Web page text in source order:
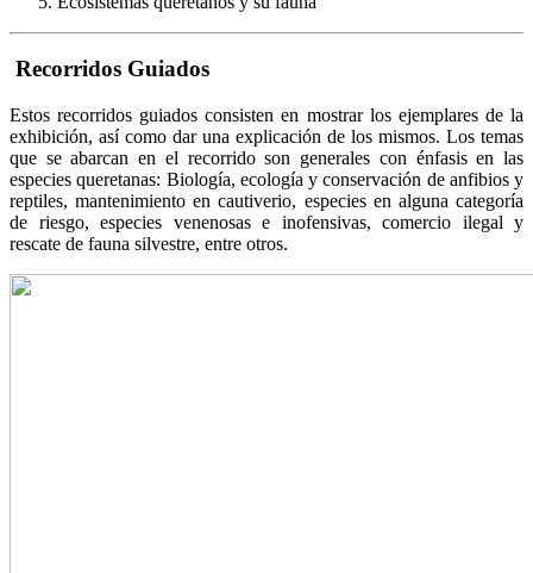
Recorridos Guiados
Estos recorridos guiados consisten en mostrar los ejemplares de la
exhibición, así como dar una explicación de los mismos. Los temas
que se abarcan en el recorrido son generales con énfasis en las
especies queretanas: Biología, ecología y conservación de anfibios y
reptiles, mantenimiento en cautiverio, especies en alguna categoría
de riesgo, especies venenosas e inofensivas, comercio ilegal y
rescate de fauna silvestre, entre otros.